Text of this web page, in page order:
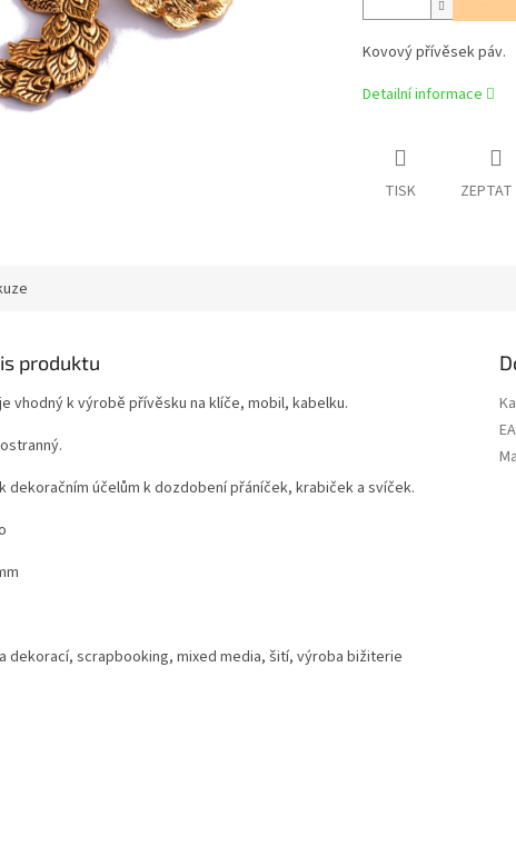
Kovový přívěsek páv.
Detailní informace
TISK ZEPTAT
produktu
vhodný k výrobě přívěsku na klíče, mobil, kabelku.
dekoračním účelům k dozdobení přáníček, krabiček a svíček.
dekorací, scrapbooking, mixed media, šití, výroba bižiterie